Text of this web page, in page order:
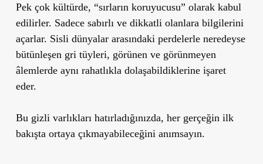
Pek çok kültürde, “sırların koruyucusu” olarak kabul
edilirler. Sadece sabırlı ve dikkatli olanlara bilgilerini
açarlar. Sisli dünyalar arasındaki perdelerle neredeyse
bütünleşen gri tüyleri, görünen ve görünmeyen
âlemlerde aynı rahatlıkla dolaşabildiklerine işaret
eder.
Bu gizli varlıkları hatırladığınızda, her gerçeğin ilk
bakışta ortaya çıkmayabileceğini anımsayın.